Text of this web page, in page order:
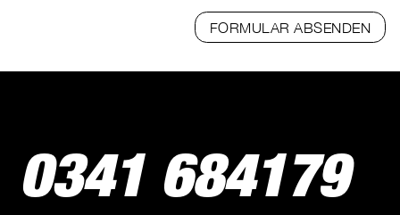
FORMULAR ABSENDEN
0341 684179